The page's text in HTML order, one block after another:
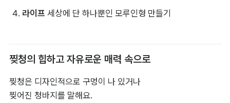
라이프 세상에 단 하나뿐인 모루인형 만들기
찢청의 힙하고 자유로운 매력 속으로
찢청은 디자인적으로 구멍이 나 있거나
찢어진 청바지를 말해요.